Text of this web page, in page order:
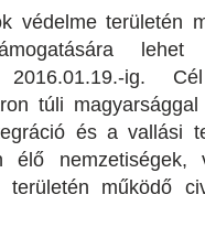
védelme területén
2016.01.19.-ig.
túli
és a vallási
élő
működő